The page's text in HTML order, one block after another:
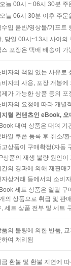
오늘 00시 ~ 06시 30분
오늘 06시 30분 이후 주
수입 음반/영상물/기프트
, 당일 00시~13시 사이의
스 포장은 택배 배송이
비자의 책임 있는 사유로
비자의 사용, 포장 개봉
제가 가능한 상품 등의
비자의 요청에 따라 개별
지털 컨텐츠인 eBook,
대여 상품은 대여 기
바일 쿠폰 등록 후 취소/
고상품이 구매확정(자동
상품의 재생 불량 원인
간의 경과에 의해 재판매
자상거래 등에서의 소비
세트 상품은 일괄 구
의 상품으로 취급 및 판
, 세트 상품 전부 및 세트
품의 불량에 의한 반품,
하여 처리됨
금 환불 및 환불 지연에